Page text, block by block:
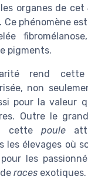
organes de cet
Ce phénomène
pigments.
rend
non
pour la valeur
Outre le
cette poule
les élevages où
les
races exotiques.